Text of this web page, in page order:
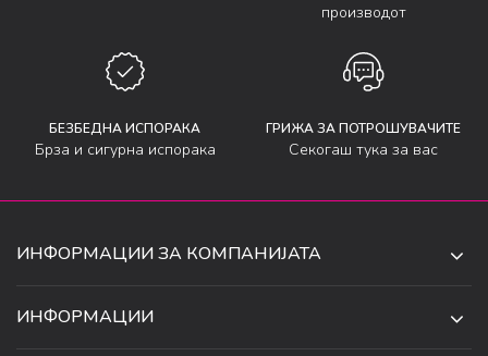
производот
БЕЗБЕДНА ИСПОРАКА
Брза и сигурна испорака
ГРИЖА ЗА ПОТРОШУВАЧИТЕ
Секогаш тука за вас
ИНФОРМАЦИИ ЗА КОМПАНИЈАТА
ИНФОРМАЦИИ